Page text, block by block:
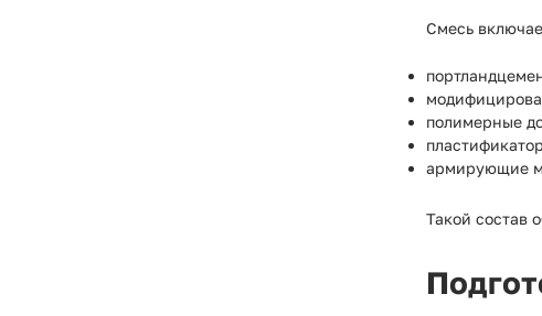
Смесь
полимерные
армирующие
Такой состав